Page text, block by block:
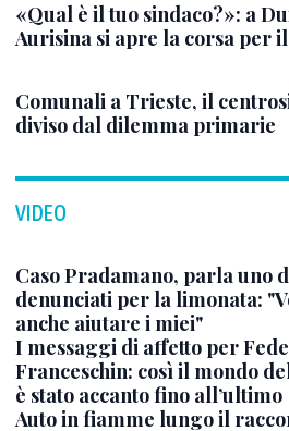
«Qual è il tuo sindaco?»: a
Aurisina si apre la corsa per
Comunali a Trieste, il
diviso dal dilemma primarie
VIDEO
Caso Pradamano, parla uno
denunciati per la limonata:
anche aiutare i miei"
I messaggi di affetto per
Franceschin: così il mondo
è stato accanto fino all’ultimo
Auto in fiamme lungo il